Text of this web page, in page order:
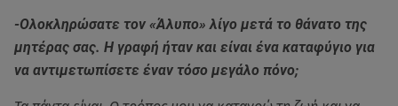
-Ολοκληρώσατε τον «Άλυπο» λίγο μετά το θάνατο της
μητέρας σας. Η γραφή ήταν και είναι ένα καταφύγιο για
να αντιμετωπίσετε έναν τόσο μεγάλο πόνο;